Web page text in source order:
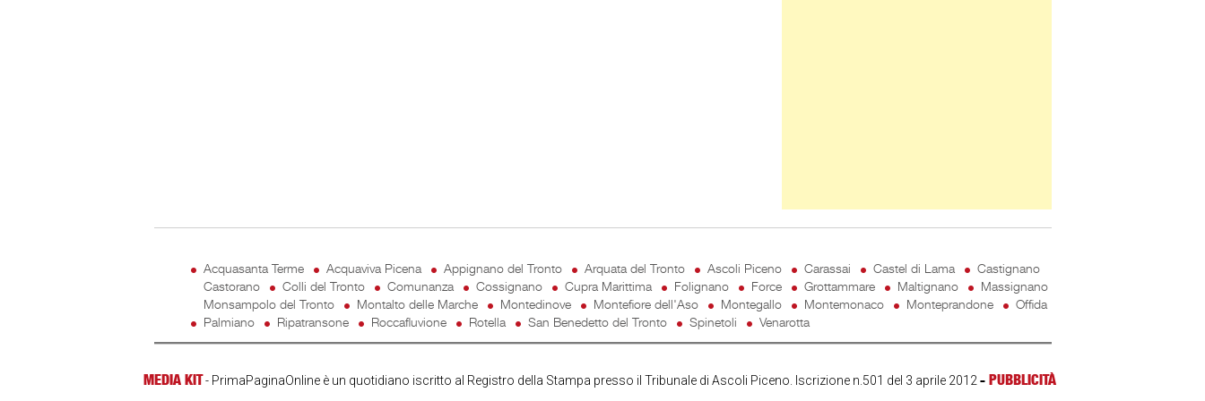
Acquasanta Terme Acquaviva Picena Appignano del Tronto Arquata del Tronto Ascoli Piceno Carassai Castel di Lama
Castignano
Castorano
Colli del Tronto Comunanza Cossignano Cupra Marittima Folignano Force Grottammare Maltignano
Massignano
Monsampolo del Tronto
Montalto delle Marche Montedinove Montefiore dell'Aso Montegallo Montemonaco Monteprandone
Offida
Palmiano
Ripatransone Roccafluvione Rotella San Benedetto del Tronto Spinetoli Venarotta
MEDIA KIT- PrimaPaginaOnline è un quotidiano iscritto al Registro della Stampa presso il Tribunale di Ascoli Piceno. Iscrizione n.501 del 3 aprile 2012- PUBBLICITÀ